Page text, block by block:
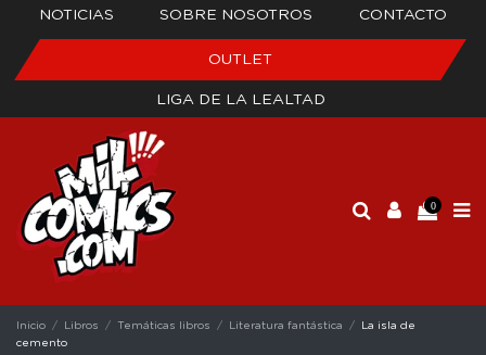
NOTICIAS SOBRE NOSOTROS CONTACTO
OUTLET
LIGA DE LA LEALTAD
0
Inicio Libros Temáticas libros Literatura fantástica
La isla de
cemento